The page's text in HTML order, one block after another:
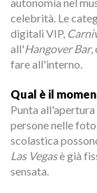
celebrità. Le
digitali VIP,
all'Hangover Bar,
fare all'interno.
Qual è il
Punta
persone nelle
scolastica
Las Vegasè già
sensata.